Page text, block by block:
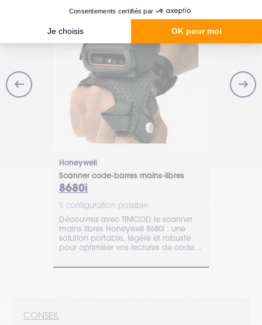
Honeywell
Scanner code-barres mains-libres
8680i
1 configuration possible.
Découvrez avec TIMCOD le scanner
mains libres Honeywell 8680i : une
solution portable, légère et robuste
pour optimiser vos lectures de code-
CONSEIL